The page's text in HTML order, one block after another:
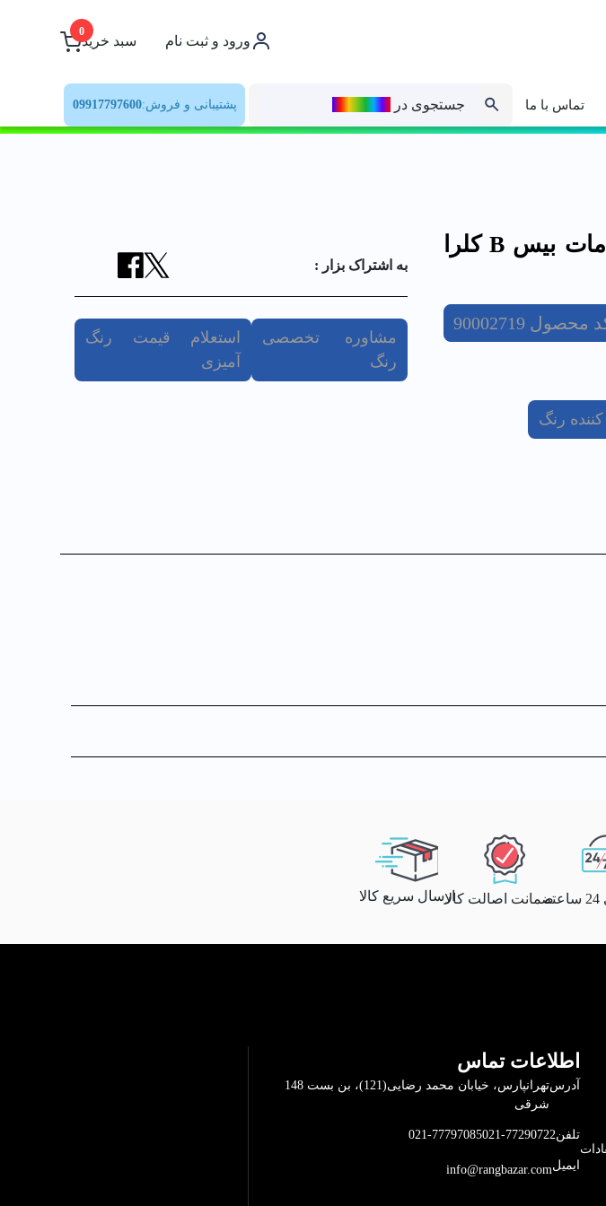
ورود و ثبت نام سبد خرید
0
تماس با ما جستجوی در پشتیبانی و فروش:09917797600
رنگ پلي اورتان مات بيس B کلرا
محصول 90002719
رنگ
به اشتراک بزار :
مشاوره تخصصی
رنگ
استعلام قیمت رنگ
آمیزی
ضمانت اصالت کالاارسال سریع کالا
اطلاعات تماس
آدرس
تهرانپارس، خیابان محمد رضایی(121)، بن بست 148
شرقی
تلفن021-77290722
021-77797085
ایمیلinfo@rangbazar.com